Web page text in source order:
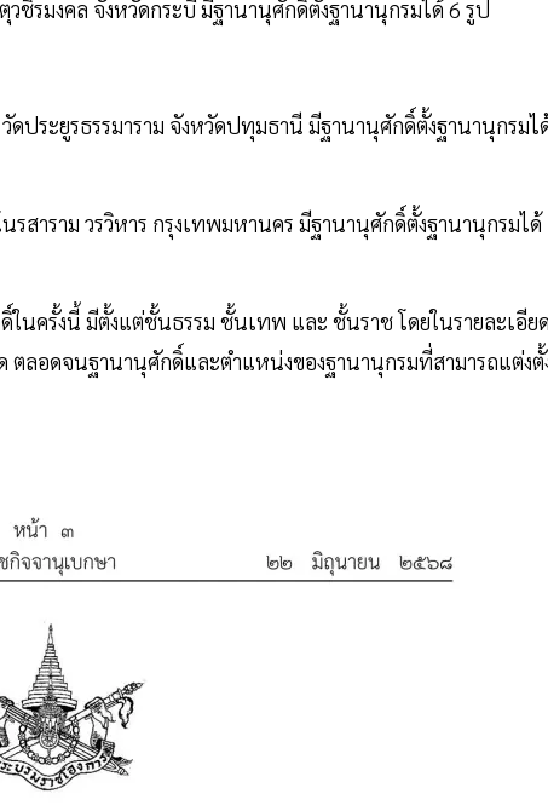
ชิรมงคล จังหวัดกระบี่ มีฐานานุศักดิ์ตั้งฐานานุกรมได้ 6 รูป
ดประยูรธรรมาราม จังหวัดปทุมธานี มีฐานานุศักดิ์ตั้งฐานานุกรมไ
าราม วรวิหาร กรุงเทพมหานคร มีฐานานุศักดิ์ตั้งฐานานุกรมได้
ครั้งนี้ มีตั้งแต่ชั้นธรรม ชั้นเทพ และ ชั้นราช โดยในรายละเอีย
ตลอดจนฐานานุศักดิ์และตำแหน่งของฐานานุกรมที่สามารถแต่งตั้